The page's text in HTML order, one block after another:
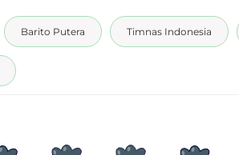
Barito Putera Timnas Indonesia